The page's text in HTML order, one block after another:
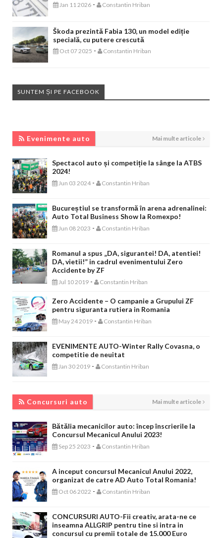
Jan 11 2026 - Constantin Hriban
Škoda prezintă Fabia 130, un model ediție
specială, cu putere crescută
Oct 07 2025 - Constantin Hriban
SUNTEM ȘI PE FACEBOOK
Evenimente auto Mai multe articole
Spectacol auto și competiție la sânge la ATBS
2024!
Jun 03 2024 - Constantin Hriban
Bucureștiul se transformă în arena adrenalinei:
Auto Total Business Show la Romexpo!
Jun 08 2023 - Constantin Hriban
Romanul a spus „DA, sigurantei! DA, atentiei!
DA, vietii!” in cadrul evenimentului Zero
Accidente by ZF
Jul 10 2019 - Constantin Hriban
Zero Accidente – O campanie a Grupului ZF
pentru siguranta rutiera in Romania
May 24 2019 - Constantin Hriban
EVENIMENTE AUTO-Winter Rally Covasna, o
competitie de neuitat
Jan 30 2019 - Constantin Hriban
Concursuri auto Mai multe articole
Bătălia mecanicilor auto: încep înscrierile la
Concursul Mecanicul Anului 2023!
Sep 25 2023 - Constantin Hriban
A inceput concursul Mecanicul Anului 2022,
organizat de catre AD Auto Total Romania!
Oct 06 2022 - Constantin Hriban
CONCURSURI AUTO-Fii creativ, arata-ne ce
inseamna ALLGRIP pentru tine si intra in
concursul cu premii totale de 15.000 Euro